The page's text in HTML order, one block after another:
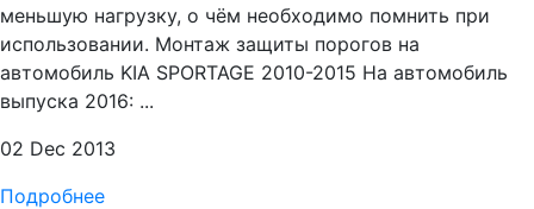
меньшую нагрузку, о чём необходимо помнить при
использовании. Монтаж защиты порогов на
автомобиль KIA SPORTAGE 2010-2015 На автомобиль
выпуска 2016: ...
02 Dec 2013
Подробнее